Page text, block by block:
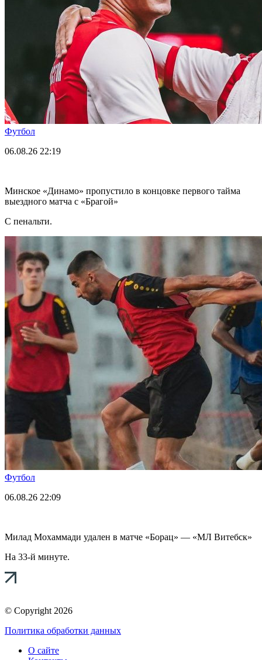
Футбол
06.08.26 22:19
Минское «Динамо» пропустило в концовке первого тайма
выездного матча с «Брагой»
С пенальти.
Футбол
06.08.26 22:09
Милад Мохаммади удален в матче «Борац» — «МЛ Витебск»
На 33-й минуте.
© Copyright 2026
Политика обработки данных
О сайте